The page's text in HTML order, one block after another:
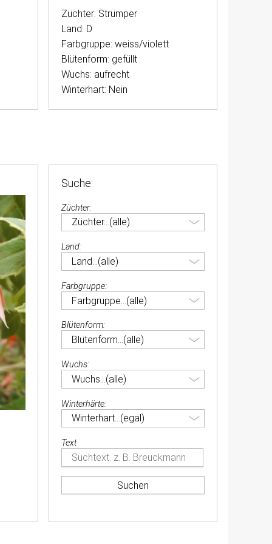
Züchter: Strümper
Land: D
Farbgruppe: weiss/violett
Blütenform: gefüllt
Wuchs: aufrecht
Winterhart: Nein
Suche:
Züchter:
Land:
Farbgruppe:
Blütenform:
Wuchs:
Winterhärte:
Text